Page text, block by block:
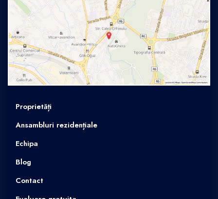
Proprietăți
Ansambluri rezidențiale
Echipa
Blog
Contact